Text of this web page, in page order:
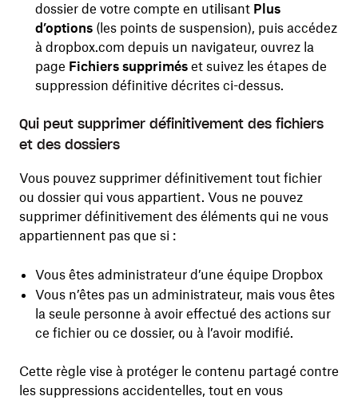
dossier de votre compte en utilisant Plus
d’options (les points de suspension), puis accédez
à dropbox.com depuis un navigateur, ouvrez la
page Fichiers suppriméset suivez les étapes de
suppression définitive décrites ci-dessus.
Qui peut supprimer définitivement des fichiers
et des dossiers
Vous pouvez supprimer définitivement tout fichier
ou dossier qui vous appartient. Vous ne pouvez
supprimer définitivement des éléments qui ne vous
appartiennent pas que si :
Vous êtes administrateur d’une équipe Dropbox
Vous n’êtes pas un administrateur, mais vous êtes
la seule personne à avoir effectué des actions sur
ce fichier ou ce dossier, ou à l’avoir modifié.
Cette règle vise à protéger le contenu partagé contre
les suppressions accidentelles, tout en vous